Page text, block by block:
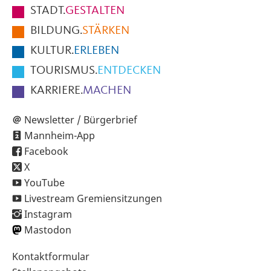
der
Seite
STADT.GESTALTEN
BILDUNG.STÄRKEN
KULTUR.ERLEBEN
TOURISMUS.ENTDECKEN
KARRIERE.MACHEN
Newsletter / Bürgerbrief
Mannheim-App
Facebook
X
YouTube
Livestream Gremiensitzungen
Instagram
Mastodon
Sekundärnavigation
Kontaktformular